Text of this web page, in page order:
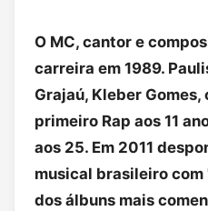
O MC, cantor e
carreira em 1989.
Grajaú, Kleber
primeiro Rap aos 11
aos 25. Em 2011
musical brasileiro com
dos álbuns mais